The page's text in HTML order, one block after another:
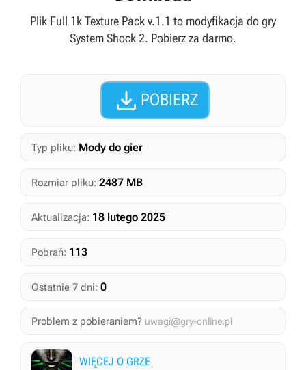
Plik Full 1k Texture Pack v.1.1 to modyfikacja do gry
System Shock 2. Pobierz za darmo.
 POBIERZ
Typ pliku: Mody do gier
Rozmiar pliku: 2487 MB
Aktualizacja: 18 lutego 2025
Pobrań: 113
Ostatnie 7 dni: 0
Problem z pobieraniem? uwagi@gry-online.pl
WIĘCEJ O GRZE